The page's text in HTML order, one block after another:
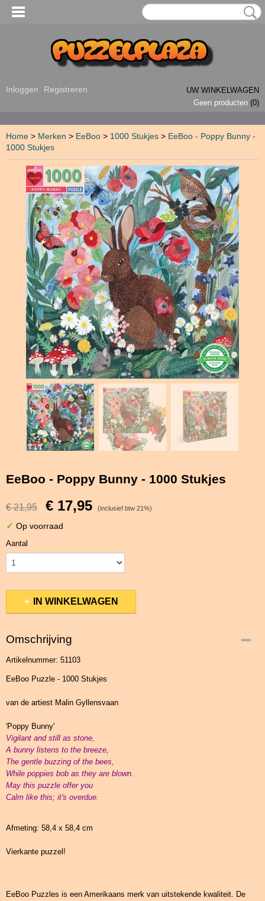
Inloggen Registreren
UW WINKELWAGEN
Geen producten (0)
Home > Merken > EeBoo > 1000 Stukjes > EeBoo - Poppy Bunny -
1000 Stukjes
EeBoo - Poppy Bunny - 1000 Stukjes
€ 21,95 € 17,95 (inclusief btw 21%)
✓ Op voorraad
Aantal
IN WINKELWAGEN
Omschrijving
Artikelnummer: 51103
EeBoo Puzzle - 1000 Stukjes
van de artiest Malin Gyllensvaan
'Poppy Bunny'
Vigilant and still as stone,
A bunny listens to the breeze,
The gentle buzzing of the bees,
While poppies bob as they are blown.
May this puzzle offer you
Calm like this; it's overdue.
Afmeting: 58,4 x 58,4 cm
Vierkante puzzel!
EeBoo Puzzles is een Amerikaans merk van uitstekende kwaliteit. De